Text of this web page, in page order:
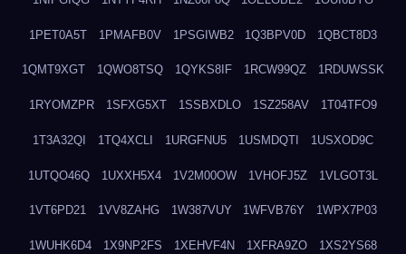
1PET0A5T 1PMAFB0V 1PSGIWB2 1Q3BPV0D 1QBCT8D3
1QMT9XGT 1QWO8TSQ 1QYKS8IF 1RCW99QZ 1RDUWSSK
1RYOMZPR 1SFXG5XT 1SSBXDLO 1SZ258AV 1T04TFO9
1T3A32QI 1TQ4XCLI 1URGFNU5 1USMDQTI 1USXOD9C
1UTQO46Q 1UXXH5X4 1V2M00OW 1VHOFJ5Z 1VLGOT3L
1VT6PD21 1VV8ZAHG 1W387VUY 1WFVB76Y 1WPX7P03
1WUHK6D4 1X9NP2FS 1XEHVF4N 1XFRA9ZO 1XS2YS68